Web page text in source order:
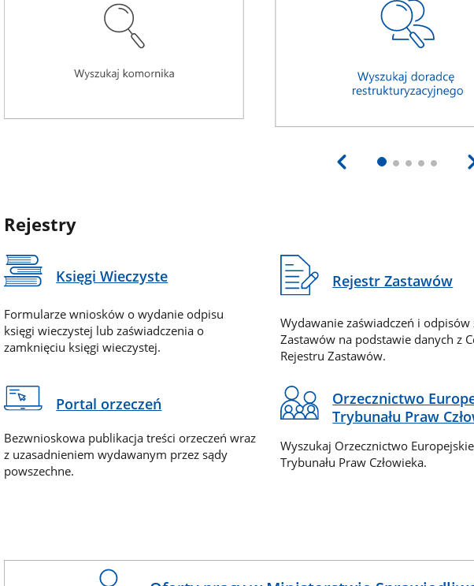
Rejestry
Księgi Wieczyste
Formularze wniosków o wydanie odpisu
księgi wieczystej lub zaświadczenia o
zamknięciu księgi wieczystej.
Rejestr Zastawów
Wydawanie zaświadczeń i odpisów
Zastawów na podstawie danych z
Rejestru Zastawów.
Portal orzeczeń
Bezwnioskowa publikacja treści orzeczeń wraz
z uzasadnieniem wydawanym przez sądy
powszechne.
Orzecznictwo
Trybunału Praw
Wyszukaj Orzecznictwo
Trybunału Praw Człowieka.